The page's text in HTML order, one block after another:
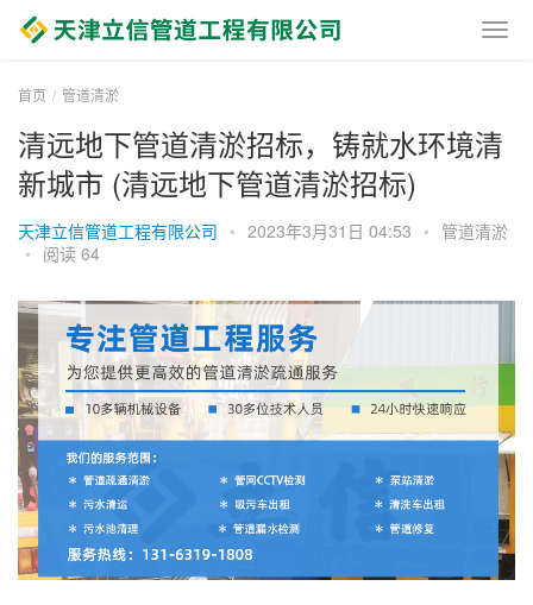
首页 管道清淤
清远地下管道清淤招标，铸就水环境清
新城市 (清远地下管道清淤招标)
天津立信管道工程有限公司 • 2023年3月31日 04:53 • 管道清淤
• 阅读 64